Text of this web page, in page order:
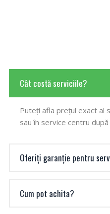
Cât costă serviciile?
Puteți afla prețul exact al
sau în service centru
Oferiți garanție pentru
Cum pot achita?